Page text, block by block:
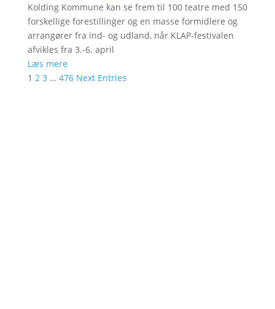
Kolding Kommune kan se frem til 100 teatre med 150
forskellige forestillinger og en masse formidlere og
arrangører fra ind- og udland, når KLAP-festivalen
afvikles fra 3.-6. april
Læs mere
1 2 3 … 476 Next Entries